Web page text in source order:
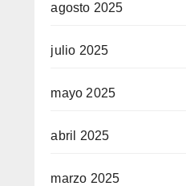
agosto 2025
julio 2025
mayo 2025
abril 2025
marzo 2025